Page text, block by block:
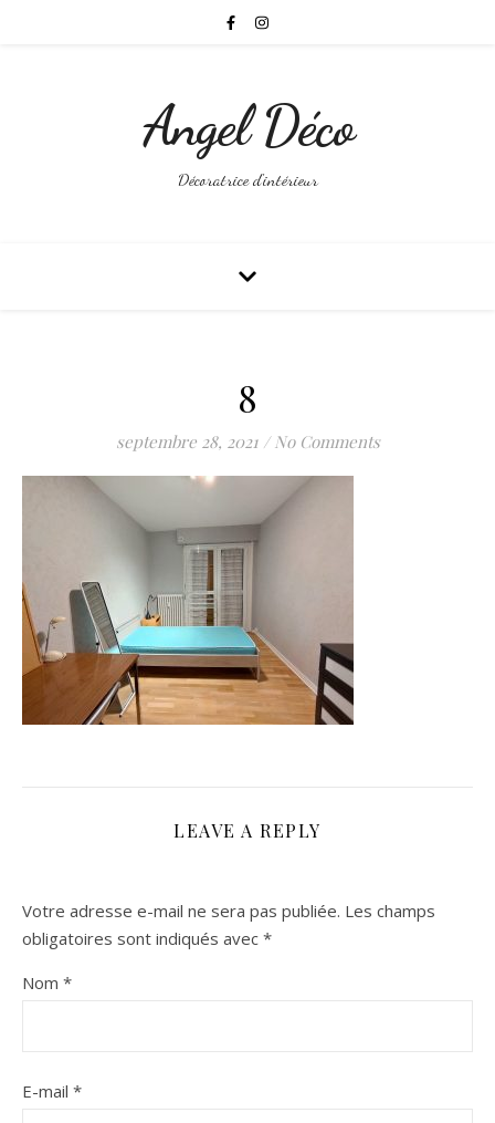
Angel Déco
Décoratrice d'intérieur
8
septembre 28, 2021 / No Comments
LEAVE A REPLY
Votre adresse e-mail ne sera pas publiée. Les champs
obligatoires sont indiqués avec *
Nom *
E-mail *